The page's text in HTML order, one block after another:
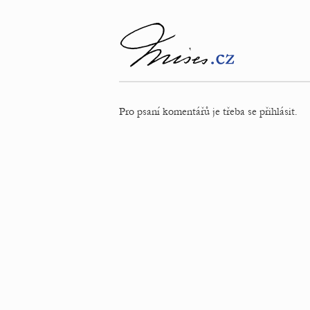
Pro psaní komentářů je třeba se přihlásit.